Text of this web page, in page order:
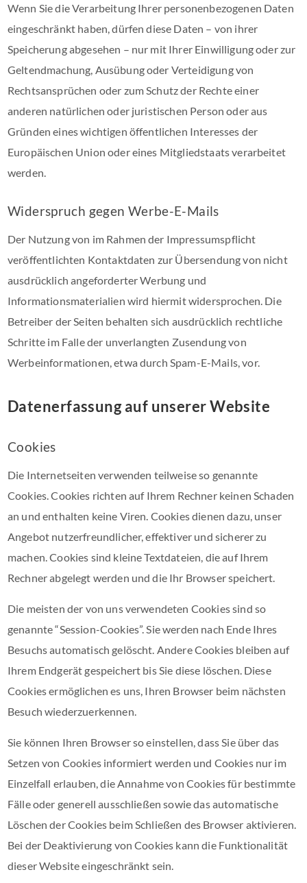
Wenn Sie die Verarbeitung Ihrer personenbezogenen Daten
eingeschränkt haben, dürfen diese Daten – von ihrer
Speicherung abgesehen – nur mit Ihrer Einwilligung oder zur
Geltendmachung, Ausübung oder Verteidigung von
Rechtsansprüchen oder zum Schutz der Rechte einer
anderen natürlichen oder juristischen Person oder aus
Gründen eines wichtigen öffentlichen Interesses der
Europäischen Union oder eines Mitgliedstaats verarbeitet
werden.
Widerspruch gegen Werbe-E-Mails
Der Nutzung von im Rahmen der Impressumspflicht
veröffentlichten Kontaktdaten zur Übersendung von nicht
ausdrücklich angeforderter Werbung und
Informationsmaterialien wird hiermit widersprochen. Die
Betreiber der Seiten behalten sich ausdrücklich rechtliche
Schritte im Falle der unverlangten Zusendung von
Werbeinformationen, etwa durch Spam-E-Mails, vor.
Datenerfassung auf unserer Website
Cookies
Die Internetseiten verwenden teilweise so genannte
Cookies. Cookies richten auf Ihrem Rechner keinen Schaden
an und enthalten keine Viren. Cookies dienen dazu, unser
Angebot nutzerfreundlicher, effektiver und sicherer zu
machen. Cookies sind kleine Textdateien, die auf Ihrem
Rechner abgelegt werden und die Ihr Browser speichert.
Die meisten der von uns verwendeten Cookies sind so
genannte “Session-Cookies”. Sie werden nach Ende Ihres
Besuchs automatisch gelöscht. Andere Cookies bleiben auf
Ihrem Endgerät gespeichert bis Sie diese löschen. Diese
Cookies ermöglichen es uns, Ihren Browser beim nächsten
Besuch wiederzuerkennen.
Sie können Ihren Browser so einstellen, dass Sie über das
Setzen von Cookies informiert werden und Cookies nur im
Einzelfall erlauben, die Annahme von Cookies für bestimmte
Fälle oder generell ausschließen sowie das automatische
Löschen der Cookies beim Schließen des Browser aktivieren.
Bei der Deaktivierung von Cookies kann die Funktionalität
dieser Website eingeschränkt sein.